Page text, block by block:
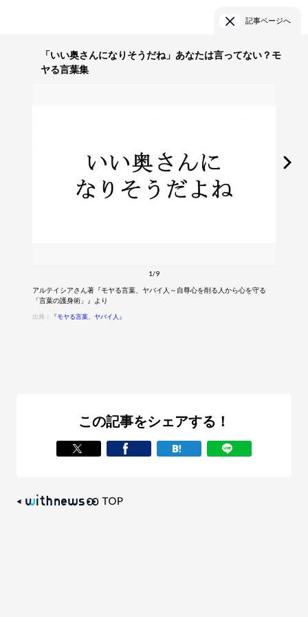
記事ページへ
「いい奥さんになりそうだね」あなたは言ってない？モ
ヤる言葉集
1/9
アルテイシアさん著『モヤる言葉、ヤバイ人～自尊心を削る人から心を守る
「言葉の護身術」』より
出典： 『モヤる言葉、ヤバイ人』
この記事をシェアする！